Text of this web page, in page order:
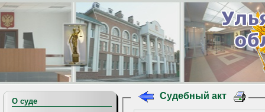
О суде
Судебный акт